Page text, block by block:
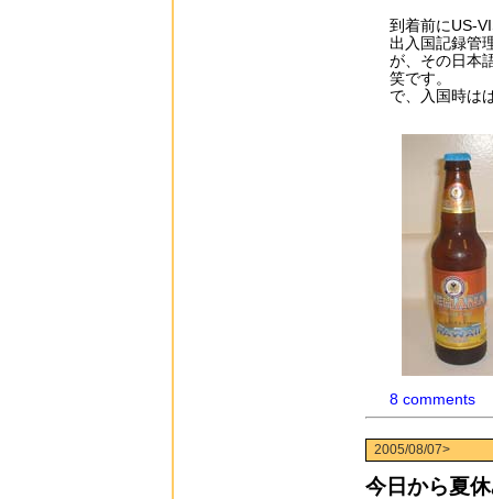
到着前にUS-
出入国記録管
が、その日本
笑です。
で、入国時は
8 comments
2005/08/07>
今日から夏